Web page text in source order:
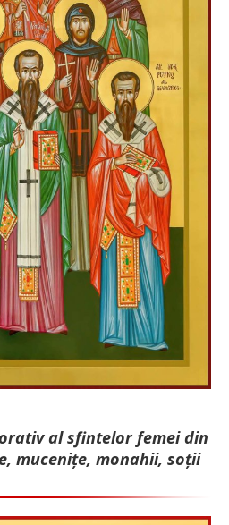
al sfintelor femei din
mu­cenițe, monahii, soții